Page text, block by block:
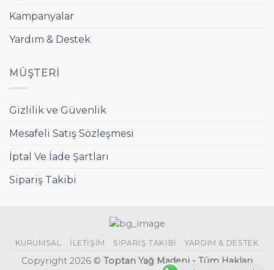
Kampanyalar
Yardım & Destek
MÜŞTERI
Gizlilik ve Güvenlik
Mesafeli Satış Sözleşmesi
İptal Ve İade Şartları
Sipariş Takibi
KURUMSAL İLETIŞIM SIPARIŞ TAKIBI YARDIM & DESTEK
Copyright 2026 © Toptan Yağ Madeni - Tüm Hakları